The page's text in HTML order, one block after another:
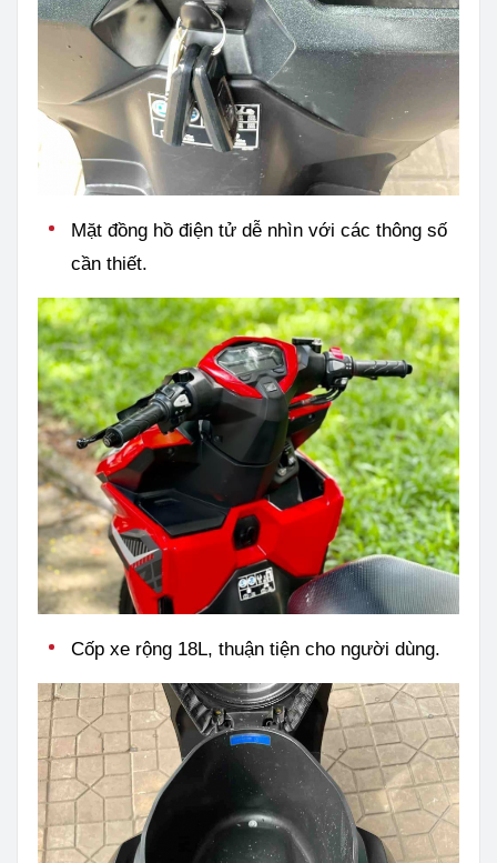
Mặt đồng hồ điện tử dễ nhìn với các thông số
cần thiết.
Cốp xe rộng 18L, thuận tiện cho người dùng.